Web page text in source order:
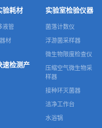
验耗材
液管
材
速检测产
实验室检验仪器
菌落计数仪
浮游菌采样器
微生物限度检查仪
压缩空气微生物采
样器
接种环灭菌器
洁净工作台
水浴锅